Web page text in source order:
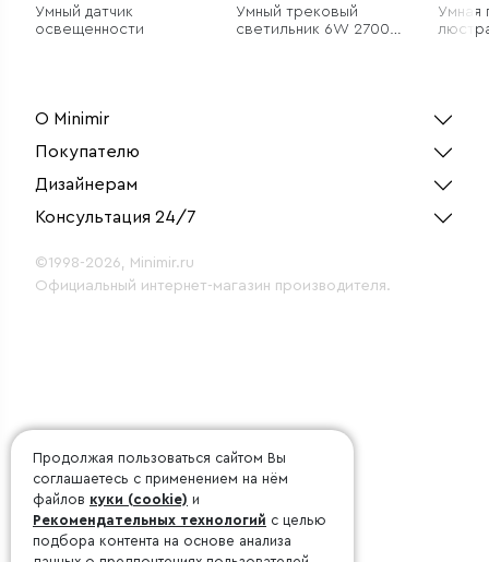
Умный датчик
освещенности
Умный трековый
светильник 6W 2700-
Умная
О Minimir
Покупателю
Дизайнерам
Консультация 24/7
©1998-2026, Minimir.ru
Официальный интернет-магазин производителя.
Продолжая пользоваться сайтом Вы
соглашаетесь с применением на нём
файлов куки (cookie) и
Рекомендательных технологий с целью
подбора контента на основе анализа